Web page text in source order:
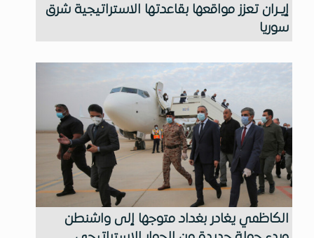
إيـران تعزز مواقعها بقاعدتها الاستراتيجية شرق
سوريا
الكاظمي يغادر بغداد متوجها إلى واشنطن